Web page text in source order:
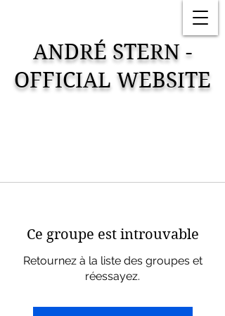
ANDRÉ STERN -
OFFICIAL WEBSITE
Ce groupe est introuvable
Retournez à la liste des groupes et
réessayez.